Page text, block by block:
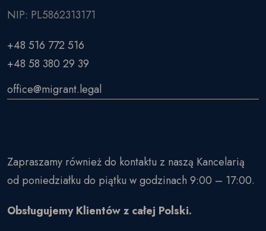
NIP: PL5862313171
+48 516 772 516
+48 58 380 29 39
office@migrant.legal
Zapraszamy również do kontaktu z naszą Kancelarią
od poniedziałku do piątku w godzinach 9:00 – 17:00.
Obsługujemy Klientów z całej Polski.